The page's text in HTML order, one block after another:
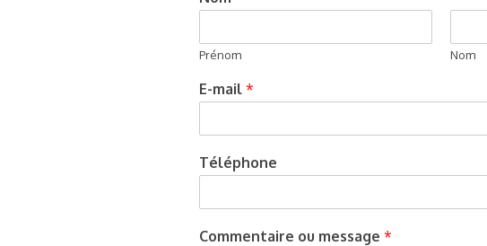
Prénom Nom
E-mail *
Téléphone
Commentaire ou message *